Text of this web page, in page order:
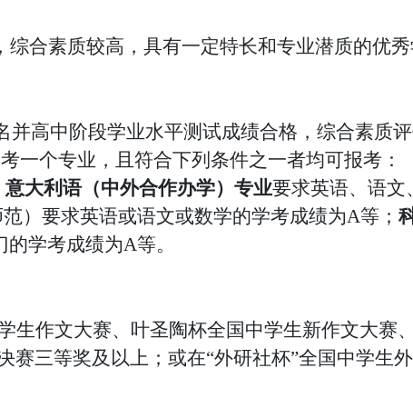
合素质较高，具有一定特长和专业潜质的优秀
并高中阶段学业水平测试成绩合格 ，综合素质
一个专业，
且符合下列条件之一者均可报考：
大利语（中外合作办学）专业要求英语、语文
）要求英语或语文或数学的学考成绩为A等；
的学考成绩为A等。
生作文大赛、叶圣陶杯全国中学生新作文大赛
三等奖及以上；或在“外研社杯”全国中学生